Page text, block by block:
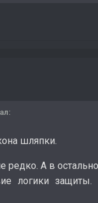
шляпки.
редко. А в
логики